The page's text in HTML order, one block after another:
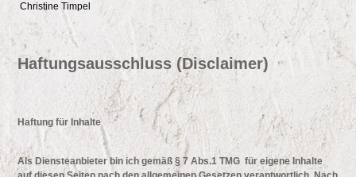
Christine Timpel
Haftungsausschluss (Disclaimer)
Haftung für Inhalte
Als Diensteanbieter bin ich gemäß § 7 Abs.1 TMG für eigene Inhalte